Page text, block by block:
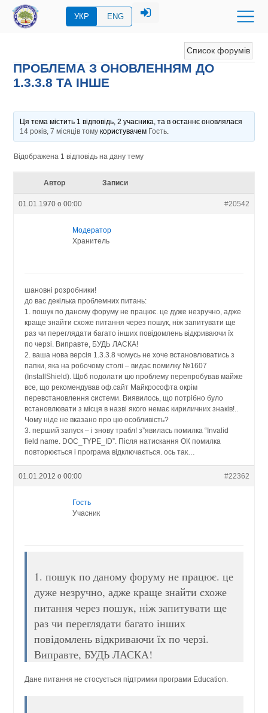
УКР ENG
Список форумів
ПРОБЛЕМА З ОНОВЛЕННЯМ ДО
1.3.3.8 ТА ІНШЕ
Ця тема містить 1 відповідь, 2 учасника, та в останнє оновлялася
14 років, 7 місяців томукористувачем Гость.
Відображена 1 відповідь на дану тему
Автор Записи
01.01.1970 о 00:00 #20542
Модератор
Хранитель
шановні розробники!
до вас декілька проблемних питань:
1. пошук по даному форуму не працює. це дуже незручно, адже
краще знайти схоже питання через пошук, ніж запитувати ще
раз чи переглядати багато інших повідомлень відкриваючи їх
по черзі. Виправте, БУДЬ ЛАСКА!
2. ваша нова версія 1.3.3.8 чомусь не хоче встановлюватись з
папки, яка на робочому столі – видає помилку №1607
(InstallShield). Щоб подолати цю проблему перепробував майже
все, що рекомендував оф.сайт Майкрософта окрім
перевстановлення системи. Виявилось, що потрібно було
встановлювати з місця в назві якого немає кириличних знаків!..
Чому ніде не вказано про цю особливість?
3. перший запуск – і знову трабл! з”явилась помилка “Invalid
field name. DOC_TYPE_ID”. Після натискання ОК помилка
повторюється і програма відключається. ось так…
01.01.2012 о 00:00 #22362
Гость
Учасник
1. пошук по даному форуму не працює. це
дуже незручно, адже краще знайти схоже
питання через пошук, ніж запитувати ще
раз чи переглядати багато інших
повідомлень відкриваючи їх по черзі.
Виправте, БУДЬ ЛАСКА!
Дане питання не стосується підтримки програми Eduсation.